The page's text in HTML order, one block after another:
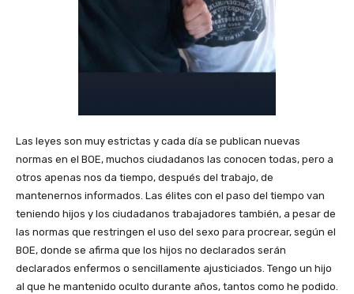
Las leyes son muy estrictas y cada día se publican nuevas
normas en el BOE, muchos ciudadanos las conocen todas, pero a
otros apenas nos da tiempo, después del trabajo, de
mantenernos informados. Las élites con el paso del tiempo van
teniendo hijos y los ciudadanos trabajadores también, a pesar de
las normas que restringen el uso del sexo para procrear, según el
BOE, donde se afirma que los hijos no declarados serán
declarados enfermos o sencillamente ajusticiados. Tengo un hijo
al que he mantenido oculto durante años, tantos como he podido.